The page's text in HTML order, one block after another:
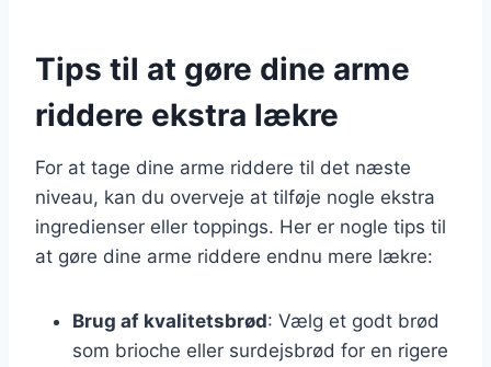
Tips til at gøre dine arme
riddere ekstra lækre
For at tage dine arme riddere til det næste
niveau, kan du overveje at tilføje nogle ekstra
ingredienser eller toppings. Her er nogle tips til
at gøre dine arme riddere endnu mere lækre:
Brug af kvalitetsbrød: Vælg et godt brød
som brioche eller surdejsbrød for en rigere